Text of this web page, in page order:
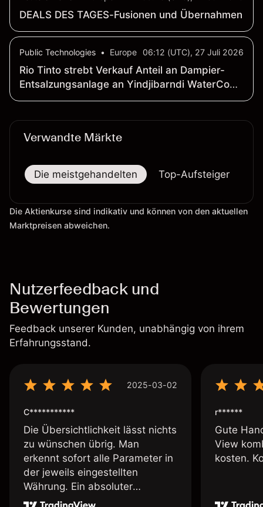
DEALS DES TAGES-Fusionen und Übernahmen
Public Technologies • Europe 06:12 (UTC), 27 Juli 2026
Rio Tinto strebt Verkauf Anteil an Dampier-
Entsalzungsanlage an Yindjibarndi WaterCo
an
Verwandte Märkte
Die meistgehandelten Top-Aufsteiger
Die Aktienkurse sind indikativ und können von den aktuellen
Marktpreisen abweichen.
Nutzerfeedback und
Bewertungen
Feedback unserer Kunden, unabhängig von ihrem
Erfahrungsstand.
2025-03-02
C***********
Die Übersichtlichkeit lässt nichts
zu wünschen übrig. Man
erkennt sofort alle Parameter in
der jeweils eingestellten
Währung. Ein absoluter
Pluspunkt an dieser Stelle.
r******
Gute
View
kosten.